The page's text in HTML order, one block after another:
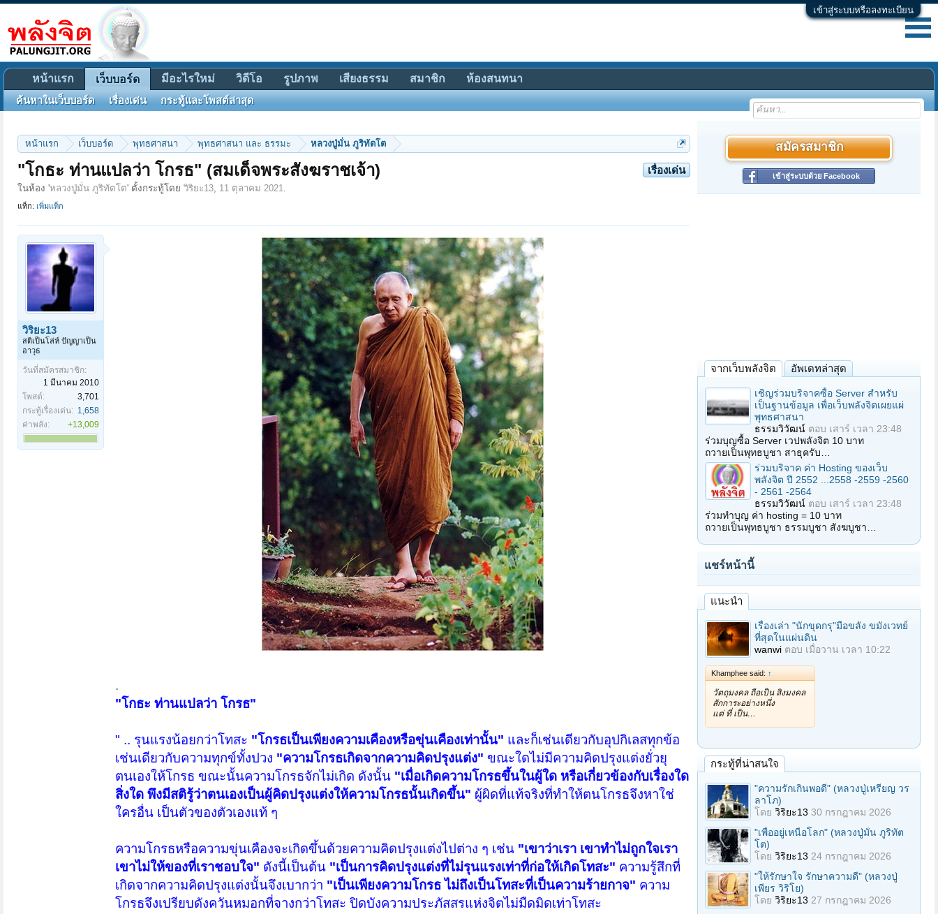
เข้าสู่ระบบหรือลงทะเบียน
หน้าแรก เว็บบอร์ด พุทธศาสนา พุทธศาสนา และ ธรรมะ หลวงปู่มั่น ภูริทัตโต
เรื่องเด่น
"โกธะ ท่านแปลว่า โกรธ" (สมเด็จพระสังฆราชเจ้า)
ในห้อง 'หลวงปู่มั่น ภูริทัตโต' ตั้งกระทู้โดย วิริยะ13, 11 ตุลาคม 2021.
แท็ก: เพิ่มแท็ก
วิริยะ13
สติเป็นโล่ห์ ปัญญาเป็น
อาวุธ
วันที่สมัครสมาชิก:
1 มีนาคม 2010
โพสต์:
3,701
กระทู้เรื่องเด่น: 1,658
ค่าพลัง:
+13,009
.
"โกธะ ท่านแปลว่า โกรธ"
" .. รุนแรงน้อยกว่าโทสะ "โกรธเป็นเพียงความเคืองหรือขุ่นเคืองเท่านั้น" และก็เช่นเดียวกับอุปกิเลสทุกข้อ
เช่นเดียวกับความทุกข์ทั้งปวง "ความโกรธเกิดจากความคิดปรุงแต่ง" ขณะใดไม่มีความคิดปรุงแต่งยั่วยุ
ตนเองให้โกรธ ขณะนั้นความโกรธจักไม่เกิด ดังนั้น "เมื่อเกิดความโกรธขึ้นในผู้ใด หรือเกี่ยวข้องกับเรื่องใด
สิ่งใด พึงมีสติรู้ว่าตนเองเป็นผู้คิดปรุงแต่งให้ความโกรธนั้นเกิดขึ้น" ผู้ผิดที่แท้จริงที่ทำให้ตนโกรธจึงหาใช่
ใครอื่น เป็นตัวของตัวเองแท้ ๆ
ความโกรธหรือความขุ่นเคืองจะเกิดขึ้นด้วยความคิดปรุงแต่งไปต่าง ๆ เช่น "เขาว่าเรา เขาทำไม่ถูกใจเรา
เขาไม่ให้ของที่เราชอบใจ" ดังนี้เป็นต้น "เป็นการคิดปรุงแต่งที่ไม่รุนแรงเท่าที่ก่อให้เกิดโทสะ" ความรู้สึกที่
เกิดจากความคิดปรุงแต่งนั้นจึงเบากว่า "เป็นเพียงความโกรธ ไม่ถึงเป็นโทสะที่เป็นความร้ายกาจ" ความ
โกรธจึงเปรียบดังควันหมอกที่จางกว่าโทสะ ปิดบังความประภัสสรแห่งจิตไม่มืดมิดเท่าโทสะ
สมัครสมาชิก
เข้าสู่ระบบด้วย Facebook
จากเว็บพลังจิต อัพเดทล่าสุด
เชิญร่วมบริจาคซื้อ Server สำหรับ
เป็นฐานข้อมูล เพื่อเว็บพลังจิตเผยแผ่
พุทธศาสนา
ธรรมวิวัฒน์ ตอบ เสาร์ เวลา 23:48
ร่วมบุญซื้อ Server เวปพลังจิต 10 บาท
ถวายเป็นพุทธบูชา สาธุครับ…
ร่วมบริจาค ค่า Hosting ของเว็บ
พลังจิต ปี 2552 ...2558 -2559 -2560
- 2561 -2564
ธรรมวิวัฒน์ ตอบ เสาร์ เวลา 23:48
ร่วมทำบุญ ค่า hosting = 10 บาท
ถวายเป็นพุทธบูชา ธรรมบูชา สังฆบูชา…
แชร์หน้านี้
แนะนำ
เรื่องเล่า "นักขุดกรุ"มือขลัง ขมังเวทย์
ที่สุดในแผ่นดิน
wanwi ตอบ เมื่อวาน เวลา 10:22
Khamphee said: ↑
วัตถุมงคล ถือเป็น สิ่งมงคล
สักการะอย่างหนึ่ง
แต่ ที่ เป็น…
กระทู้ที่น่าสนใจ
"ความรักเกินพอดี" (หลวงปู่เหรียญ วร
ลาโภ)
โดย วิริยะ13 30 กรกฎาคม 2026
"เพื่ออยู่เหนือโลก" (หลวงปู่มั่น ภูริทัต
โต)
โดย วิริยะ13 24 กรกฎาคม 2026
"ให้รักษาใจ รักษาความดี" (หลวงปู่
เพียร วิริโย)
โดย วิริยะ13 27 กรกฎาคม 2026
หน้าแรก เว็บบอร์ด
ค้นหาในเว็บบอร์ด เรื่องเด่น กระทู้และโพสต์ล่าสุด
มีอะไรใหม่ วิดีโอ รูปภาพ เสียงธรรม สมาชิก ห้องสนทนา